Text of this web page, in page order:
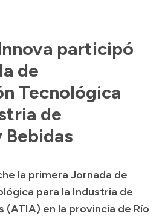
participó
de
Tecnológica
de
la primera Jornada de
para la Industria de
(ATIA) en la provincia de Río